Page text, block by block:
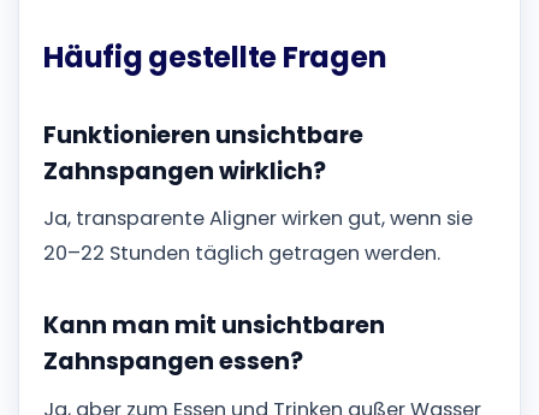
Häufig gestellte Fragen
Funktionieren unsichtbare
Zahnspangen wirklich?
Ja, transparente Aligner wirken gut, wenn sie
20–22 Stunden täglich getragen werden.
Kann man mit unsichtbaren
Zahnspangen essen?
Ja, aber zum Essen und Trinken außer Wasser